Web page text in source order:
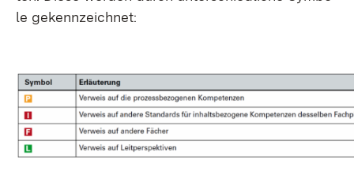
le ge­kenn­zeich­net: